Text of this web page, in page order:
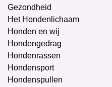
Gezondheid
Het Hondenlichaam
Honden en wij
Hondengedrag
Hondenrassen
Hondensport
Hondenspullen